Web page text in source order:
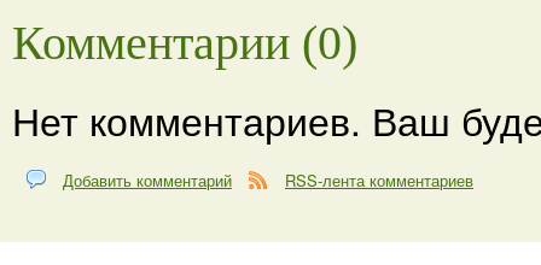
Комментарии (0)
Нет комментариев. Ваш
Добавить комментарий RSS-лента комментариев